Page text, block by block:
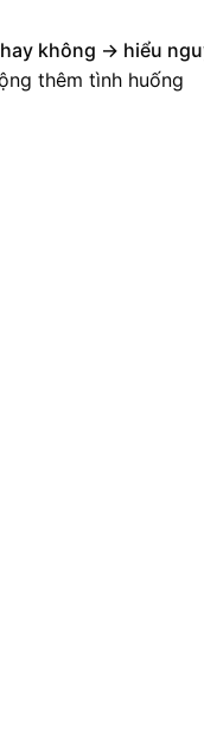
không → hiểu
thêm tình huống